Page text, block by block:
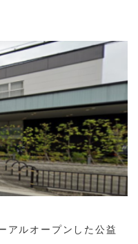
アルオープンした公益